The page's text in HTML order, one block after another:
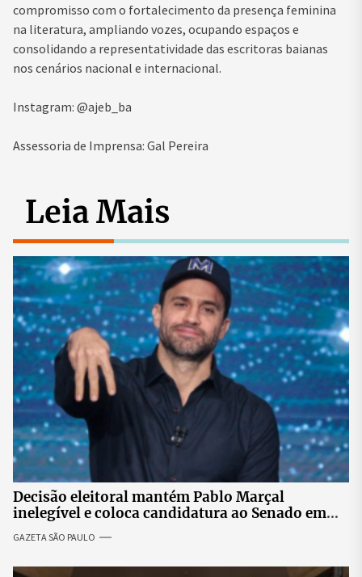
compromisso com o fortalecimento da presença feminina
na literatura, ampliando vozes, ocupando espaços e
consolidando a representatividade das escritoras baianas
nos cenários nacional e internacional.
Instagram: @ajeb_ba
Assessoria de Imprensa: Gal Pereira
Leia Mais
Decisão eleitoral mantém Pablo Marçal
inelegível e coloca candidatura ao Senado em
GAZETA SÃO PAULO